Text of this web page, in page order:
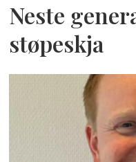
Neste
støpeskja